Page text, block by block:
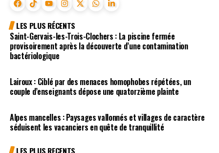
LES PLUS RÉCENTS
Saint-Gervais-les-Trois-Clochers : La piscine fermée
provisoirement après la découverte d’une contamination
bactériologique
Lairoux : Ciblé par des menaces homophobes répétées, un
couple d’enseignants dépose une quatorzième plainte
Alpes mancelles : Paysages vallonnés et villages de caractère
séduisent les vacanciers en quête de tranquillité
LES PLUS RECENTS